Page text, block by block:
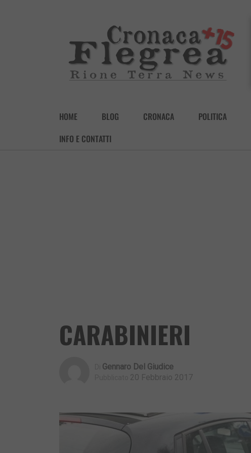
HOME BLOG CRONACA POLITICA
INFO E CONTATTI
CARABINIERI
Gennaro Del Giudice
20 Febbraio 2017